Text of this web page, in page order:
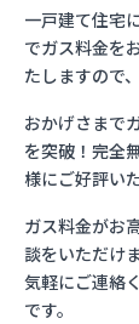
一戸建て住宅
でガス料金を
たしますので
おかげさまで
を突破！完全
様にご好評い
ガス料金がお
談をいただけ
気軽にご連絡
です。